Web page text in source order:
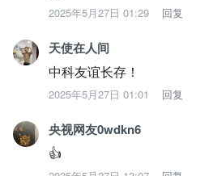
2025年5月27日 01:29 回复
天使在人间
中科友谊长存！
2025年5月27日 01:01 回复
央视网友0wdkn6
👍